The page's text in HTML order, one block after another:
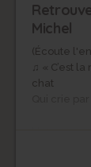
Michel
(Écoute
♫ « C’est
chat
départ de
tourisme.